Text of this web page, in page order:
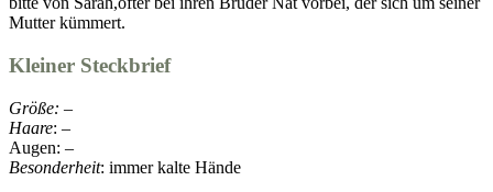
Mutter kümmert.
Kleiner Steckbrief
Größe: –
Haare: –
Augen: –
Besonderheit: immer kalte Hände